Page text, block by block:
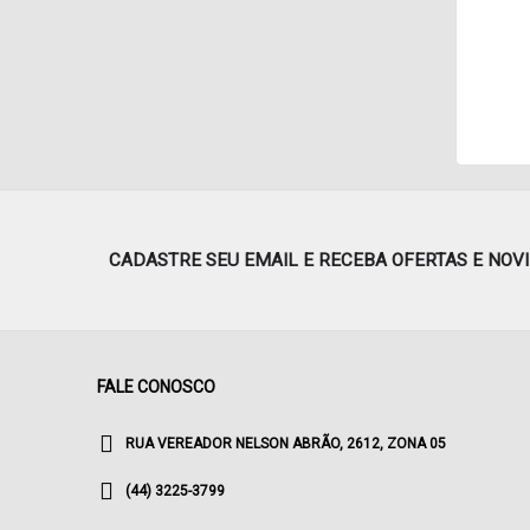
CADASTRE SEU EMAIL E RECEBA OFERTAS E
FALE CONOSCO
RUA VEREADOR NELSON ABRÃO, 2612, ZONA 05
(44) 3225-3799